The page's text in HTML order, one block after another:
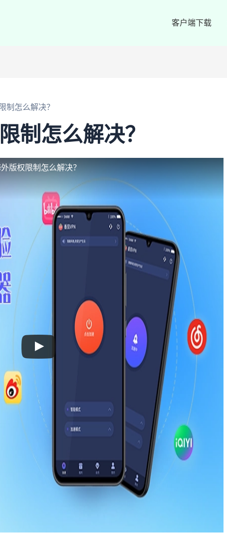
客户端下载
制怎么解决？
制怎么解决？
版权限制怎么解决？